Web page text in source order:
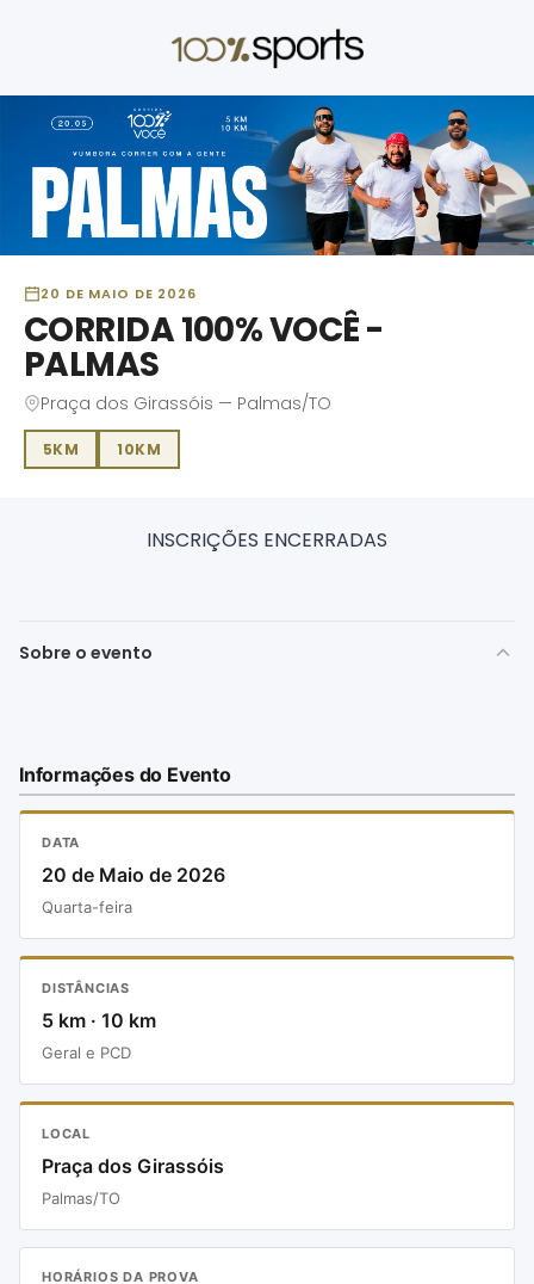
20 DE MAIO DE 2026
CORRIDA 100% VOCÊ -
PALMAS
Praça dos Girassóis — Palmas/TO
5KM 10KM
INSCRIÇÕES ENCERRADAS
Sobre o evento
Informações do Evento
DATA
20 de Maio de 2026
Quarta-feira
DISTÂNCIAS
5 km · 10 km
Geral e PCD
LOCAL
Praça dos Girassóis
Palmas/TO
HORÁRIOS DA PROVA